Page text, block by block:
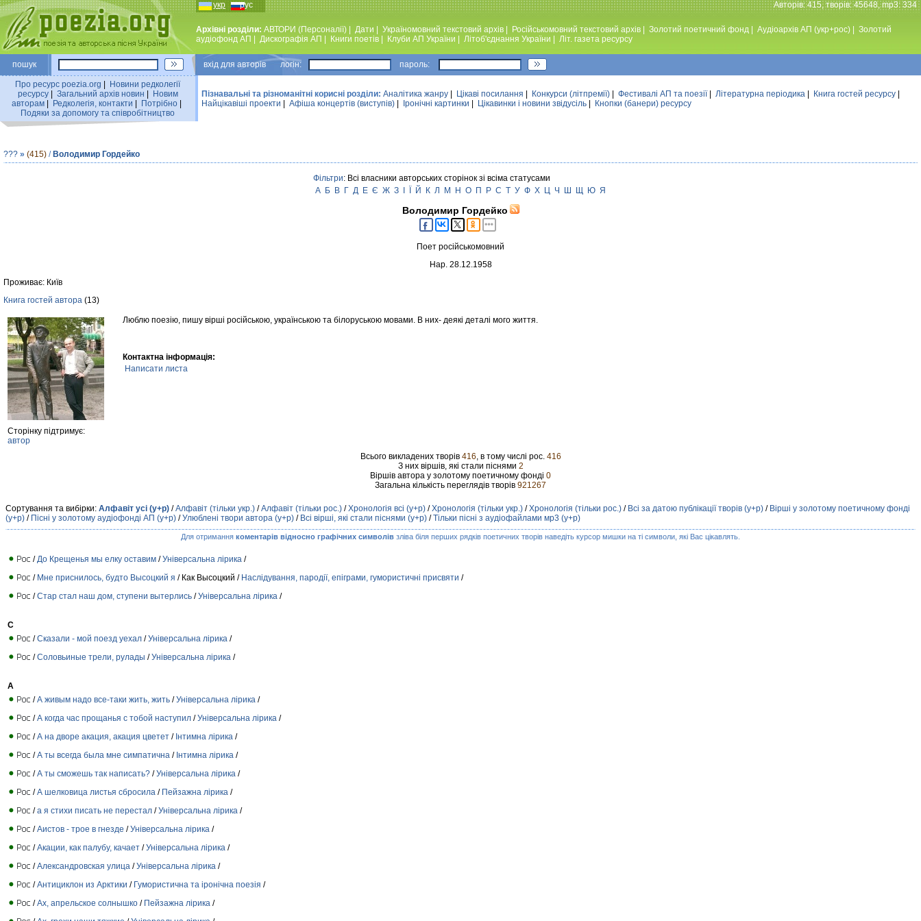
укр рус Авторiв: 415, творiв: 45648, mp3: 334
Архівні розділи: АВТОРИ (Персоналії) Дати Україномовний текстовий архiв Російськомовний текстовий архів Золотий поетичний фонд Аудiоархiв АП (укр+рос)
Золотий
аудiофонд АП
Дискографiя АП Книги поетiв Клуби АП України Лiтоб'єднання України Лiт. газета ресурсу
пошук вхiд для авторiв логін: пароль:
Про ресурс poezia.org
Новини редколегiї
ресурсу| Загальний архiв новин
Новим
авторам
Редколегiя, контакти Потрiбно
Подяки за допомогу та співробітництво
Пізнавальні та різноманітні корисні розділи: Аналiтика жанру Цікаві посилання Конкурси (лiтпремiї) Фестивалi АП та поезiї| Літературна періодика Книга гостей ресурсу
Найцiкавiшi проекти
Афіша концертів (виступів) Iронiчнi картинки Цікавинки і новини звідусіль Кнопки (банери) ресурсу
??? » (415) / Володимир Гордейко
Фільтри: Всі власники авторських сторінок зі всіма статусами
А Б В Г Д Е Є Ж З Й К Л М Н О П Р С Т У Ф Х Ц Ч Ш Щ Ю Я
Володимир Гордейко
Поет російськомовний
Нар. 28.12.1958
Проживає: Київ
Книга гостей автора (13)
Сторінку підтримує:
автор
Люблю поезію, пишу вірші російською, українською та білоруською мовами. В них- деякі деталі мого життя.
Контактна інформація:
Написати листа
Всього викладених творів 416, в тому числі рос. 416
З них віршів, які стали піснями 2
Віршів автора у золотому поетичному фонді 0
Загальна кількість переглядів творів 921267
Сортування та вибірки: Алфавіт усі (у+р) /Алфавіт (тільки укр.) /Алфавіт (тільки рос.) /Хронологія всі (у+р) /Хронологія (тільки укр.) /Хронологія (тільки рос.) / Всі за датою публікації творів (у+р) / Вірші у золотому поетичному фонді
(у+р) / Пісні у золотому аудіофонді АП (у+р) /Улюблені твори автора (у+р) / Всі вірші, які стали піснями (у+р) /Тільки пісні з аудіофайлами мр3 (у+р)
Для отримання коментарів відносно графічних символів зліва біля перших рядків поетичних творів наведіть курсор мишки на ті символи, які Вас цікавлять.
/ До Крещенья мы елку оставим /Універсальна лірика /
/ Мне приснилось, будто Высоцкий я / Как Высоцкий / Наслідування, пародії, епіграми, гумористичні присвяти /
/Стар стал наш дом, ступени вытерлись /Універсальна лірика /
C
/Cказали - мой поезд уехал /Універсальна лірика /
/Cоловьиные трели, рулады /Універсальна лірика /
А
/А живым надо все-таки жить, жить /Універсальна лірика /
/А когда час прощанья с тобой наступил /Універсальна лірика /
/А на дворе акация, акация цветет / Інтимна лірика /
/А ты всегда была мне симпатична / Інтимна лірика /
/А ты сможешь так написать? /Універсальна лірика /
/А шелковица листья сбросила / Пейзажна лірика /
/а я стихи писать не перестал /Універсальна лірика /
/Аистов - трое в гнезде /Універсальна лірика /
/Акации, как палубу, качает /Універсальна лірика /
/Александровская улица /Універсальна лірика /
/Антициклон из Арктики / Гумористична та іронічна поезія /
/Ах, апрельское солнышко / Пейзажна лірика /